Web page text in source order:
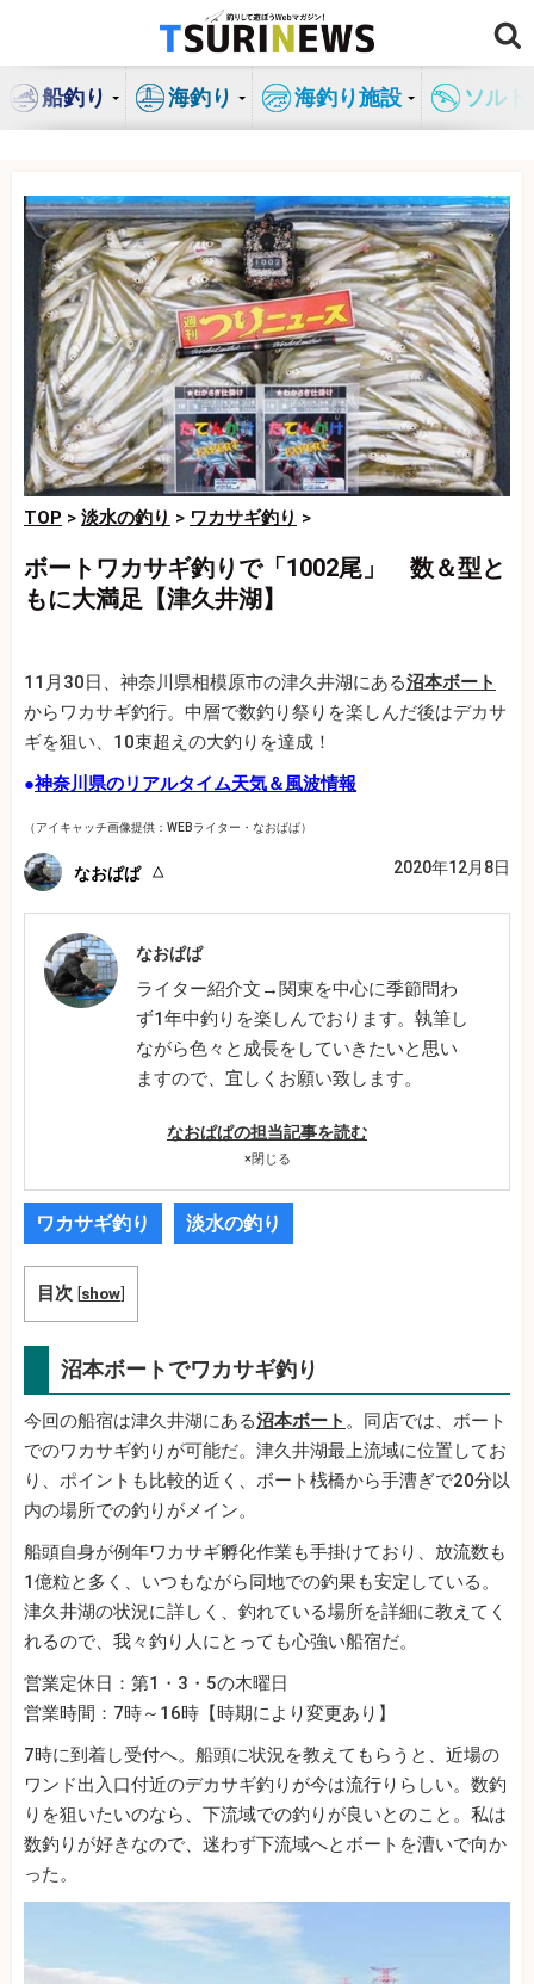
ン
船釣り 海釣り 海釣り施設 ソル
TOP > 淡水の釣り > ワカサギ釣り >
ボートワカサギ釣りで「1002尾」 数＆型と
もに大満足【津久井湖】
11月30日、神奈川県相模原市の津久井湖にある沼本ボート
からワカサギ釣行。中層で数釣り祭りを楽しんだ後はデカサ
ギを狙い、10束超えの大釣りを達成！
●神奈川県のリアルタイム天気＆風波情報
（アイキャッチ画像提供：WEBライター・なおぱぱ）
なおぱぱ 2020年12月8日
なおぱぱ
ライター紹介文→関東を中心に季節問わ
ず1年中釣りを楽しんでおります。執筆し
ながら色々と成長をしていきたいと思い
ますので、宜しくお願い致します。
なおぱぱの担当記事を読む
×閉じる
ワカサギ釣り 淡水の釣り
目次 [show]
沼本ボートでワカサギ釣り
今回の船宿は津久井湖にある沼本ボート 。同店では、ボート
でのワカサギ釣りが可能だ。津久井湖最上流域に位置してお
り、ポイントも比較的近く、ボート桟橋から手漕ぎで20分以
内の場所での釣りがメイン。
船頭自身が例年ワカサギ孵化作業も手掛けており、放流数も
1億粒と多く、いつもながら同地での釣果も安定している。
津久井湖の状況に詳しく、釣れている場所を詳細に教えてく
れるので、我々釣り人にとっても心強い船宿だ。
営業定休日：第1・3・5の木曜日
営業時間：7時～16時【時期により変更あり】
7時に到着し受付へ。船頭に状況を教えてもらうと、近場の
ワンド出入口付近のデカサギ釣りが今は流行りらしい。数釣
りを狙いたいのなら、下流域での釣りが良いとのこと。私は
数釣りが好きなので、迷わず下流域へとボートを漕いで向か
った。